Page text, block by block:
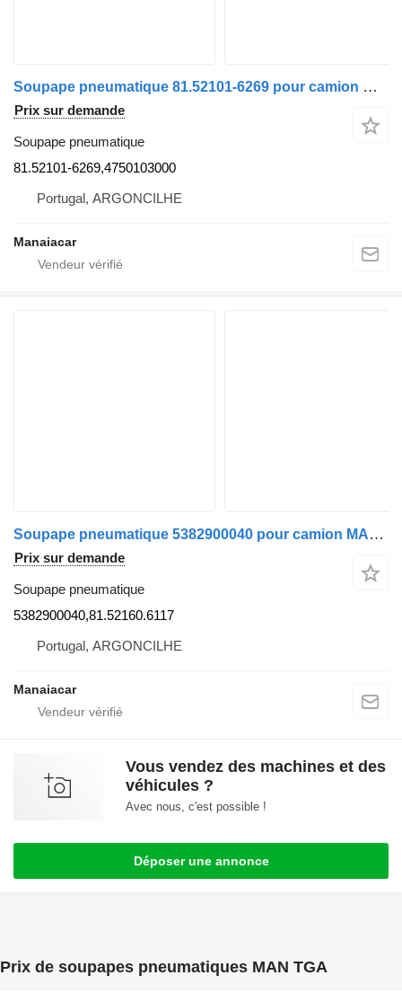
Soupape pneumatique 81.52101-6269 pour camion MAN TGA | 00
Prix sur demande
Soupape pneumatique
81.52101-6269,4750103000
Portugal, ARGONCILHE
Manaiacar
Soupape pneumatique 5382900040 pour camion MAN TGA
Prix sur demande
Soupape pneumatique
5382900040,81.52160.6117
Portugal, ARGONCILHE
Manaiacar
Vous vendez des machines et des
véhicules ?
Avec nous, c'est possible !
Déposer une annonce
Prix de soupapes pneumatiques MAN TGA